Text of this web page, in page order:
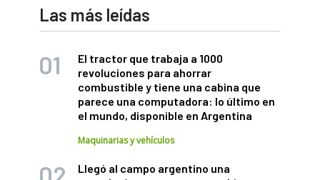
Las más leídas
El tractor que trabaja a 1000
revoluciones para ahorrar
combustible y tiene una cabina que
parece una computadora: lo último en
el mundo, disponible en Argentina
Maquinarias y vehículos
Llegó al campo argentino una